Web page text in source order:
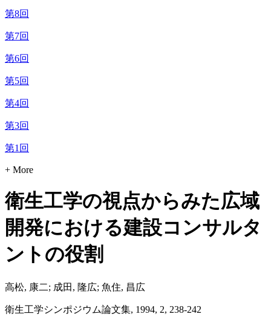
第8回
第7回
第6回
第5回
第4回
第3回
第1回
+ More
衛生工学の視点からみた広域
開発における建設コンサルタ
ントの役割
高松, 康二; 成田, 隆広; 魚住, 昌広
衛生工学シンポジウム論文集, 1994, 2, 238-242